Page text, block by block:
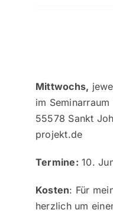
Mittwochs,
im
55578 Sankt
projekt.de
Termine: 10.
Kosten: Für
herzlich um